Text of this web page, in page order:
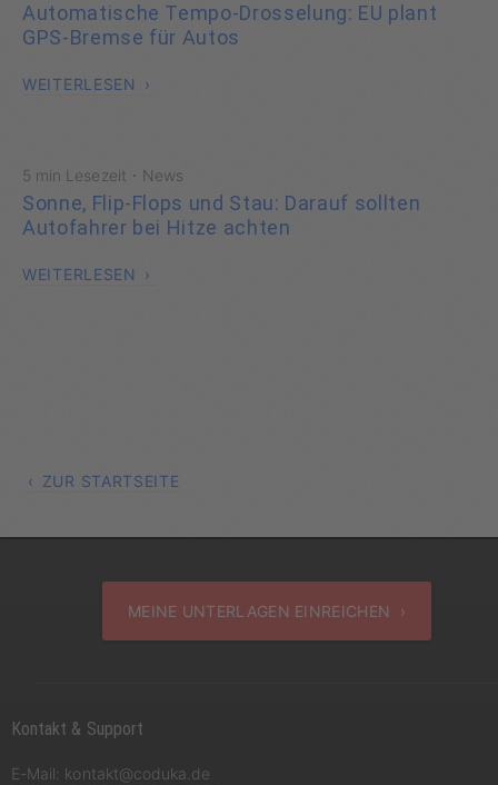
Automatische Tempo-Drosselung: EU plant
GPS-Bremse für Autos
WEITERLESEN
5 min Lesezeit · News
Sonne, Flip-Flops und Stau: Darauf sollten
Autofahrer bei Hitze achten
WEITERLESEN
ZUR STARTSEITE
MEINE UNTERLAGEN EINREICHEN ›
Kontakt & Support
E-Mail: kontakt@coduka.de